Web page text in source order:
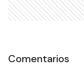
Comentarios